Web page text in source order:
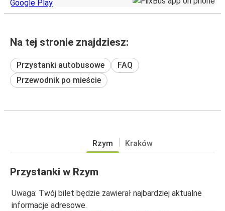
Na tej stronie znajdziesz:
Przystanki autobusowe
FAQ
Przewodnik po mieście
Rzym Kraków
Przystanki w Rzym
Uwaga: Twój bilet będzie zawierał najbardziej aktualne
informacje adresowe.